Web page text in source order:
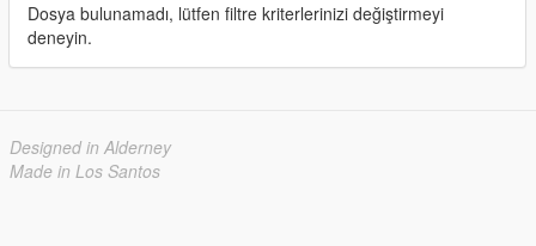
Dosya bulunamadı, lütfen filtre kriterlerinizi değiştirmeyi
deneyin.
Designed in Alderney
Made in Los Santos